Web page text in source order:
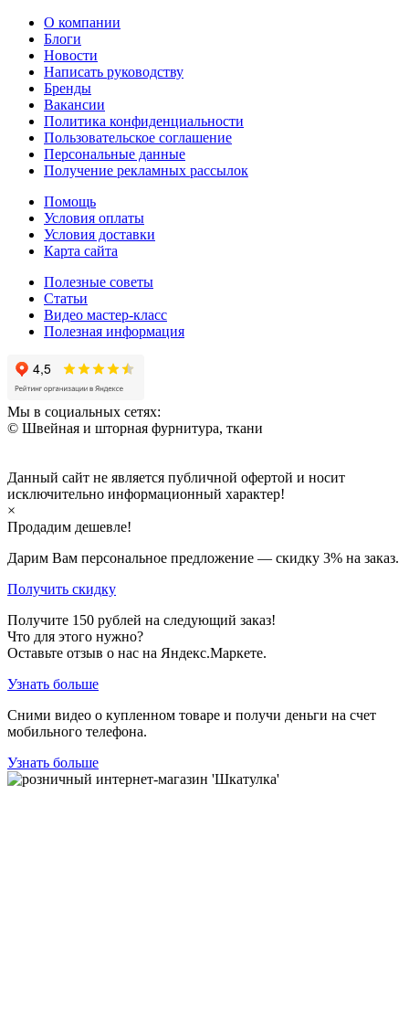
О компании
Блоги
Новости
Написать руководству
Бренды
Вакансии
Политика конфиденциальности
Пользовательское соглашение
Персональные данные
Получение рекламных рассылок
Помощь
Условия оплаты
Условия доставки
Карта сайта
Полезные советы
Статьи
Видео мастер-класс
Полезная информация
Мы в социальных сетях:
© Швейная и шторная фурнитура, ткани
Данный сайт не является публичной офертой и носит
исключительно информационный характер!
×
Продадим дешевле!
Дарим Вам персональное предложение — скидку 3% на заказ.
Получить скидку
Получите 150 рублей на следующий заказ!
Что для этого нужно?
Оставьте отзыв о нас на Яндекс.Маркете.
Узнать больше
Сними видео о купленном товаре и получи деньги на счет
мобильного телефона.
Узнать больше